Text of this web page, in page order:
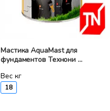
Мастика AquaMast для
фундаментов Технони ...
Вес кг
18